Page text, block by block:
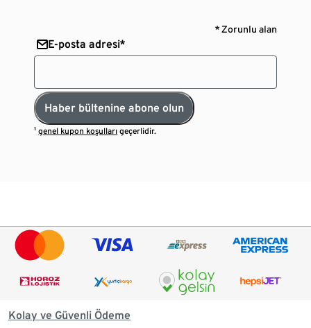
* Zorunlu alan
E-posta adresi*
Haber bültenine abone olun
¹genel kupon koşulları geçerlidir.
Kolay ve Güvenli Ödeme